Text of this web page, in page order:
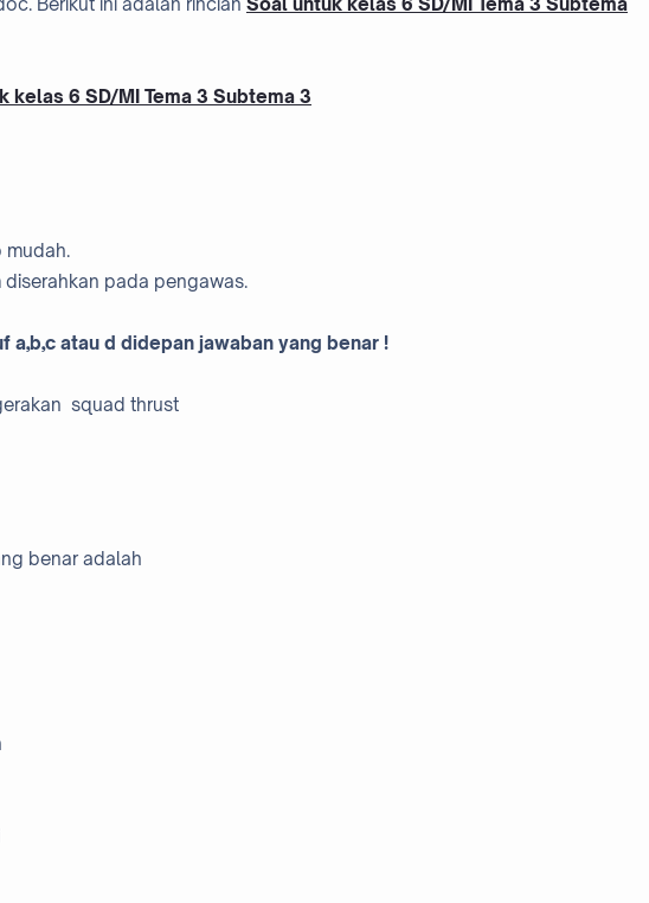
kelas 6 SD/MI Tema 3 Subtema 3
mudah.
pada pengawas.
a,b,c atau d didepan jawaban yang benar !
squad thrust
benar adalah